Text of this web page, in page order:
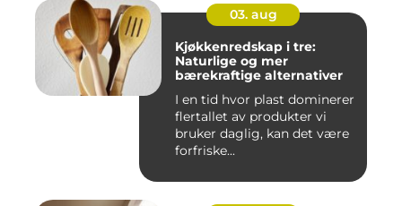
03. aug
Kjøkkenredskap i tre:
Naturlige og mer
bærekraftige alternativer
I en tid hvor plast dominerer
flertallet av produkter vi
bruker daglig, kan det være
forfriske...